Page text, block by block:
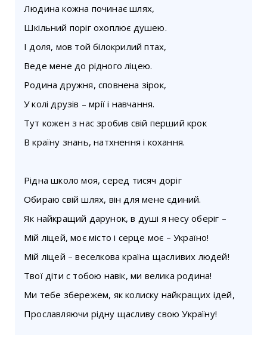
Людина кожна починає шлях,
Шкільний поріг охоплює душею.
І доля, мов той білокрилий птах,
Веде мене до рідного ліцею.
Родина дружня, сповнена зірок,
У колі друзів – мрії і навчання.
Тут кожен з нас зробив свій перший крок
В країну знань, натхнення і кохання.
Рідна школо моя, серед тисяч доріг
Обираю свій шлях, він для мене єдиний.
Як найкращий дарунок, в душі я несу оберіг –
Мій ліцей, моє місто і серце моє – Україно!
Мій ліцей – веселкова країна щасливих людей!
Твої діти с тобою навік, ми велика родина!
Ми тебе збережем, як колиску найкращих ідей,
Прославляючи рідну щасливу свою Україну!